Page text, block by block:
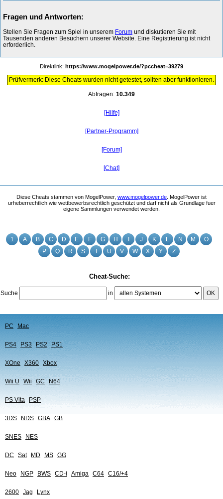
1 A B C D E F G H J K L N M
O
P
Q R S T U V W X Y Z
Cheat-Suche:
Suche in OK
PC Mac
PS4 PS3 PS2 PS1
XOne X360 Xbox
Wii U Wii GC N64
PS Vita PSP
3DS NDS GBA GB
SNES NES
DC Sat MD MS GG
Neo NGP BWS CD-i Amiga C64 C16/+4
2600 Jag Lynx
Fragen und Antworten:
Stellen Sie Fragen zum Spiel in unserem Forum und diskutieren Sie mit
Tausenden anderen Besuchern unserer Website. Eine Registrierung ist nicht
erforderlich.
Direktlink: https://www.mogelpower.de/?pccheat=39279
Prüfvermerk: Diese Cheats wurden nicht getestet, sollten aber funktionieren.
Abfragen: 10.349
[Hilfe]
[Partner-Programm]
[Forum]
[Chat]
Diese Cheats stammen von MogelPower, www.mogelpower.de. MogelPower ist
urheberrechtlich wie wettbewerbsrechtlich geschützt und darf nicht als Grundlage fuer
eigene Sammlungen verwendet werden.